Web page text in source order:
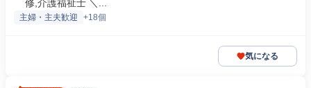
修,介護福祉士 ＼...
主婦・主夫歓迎 +18個
気になる